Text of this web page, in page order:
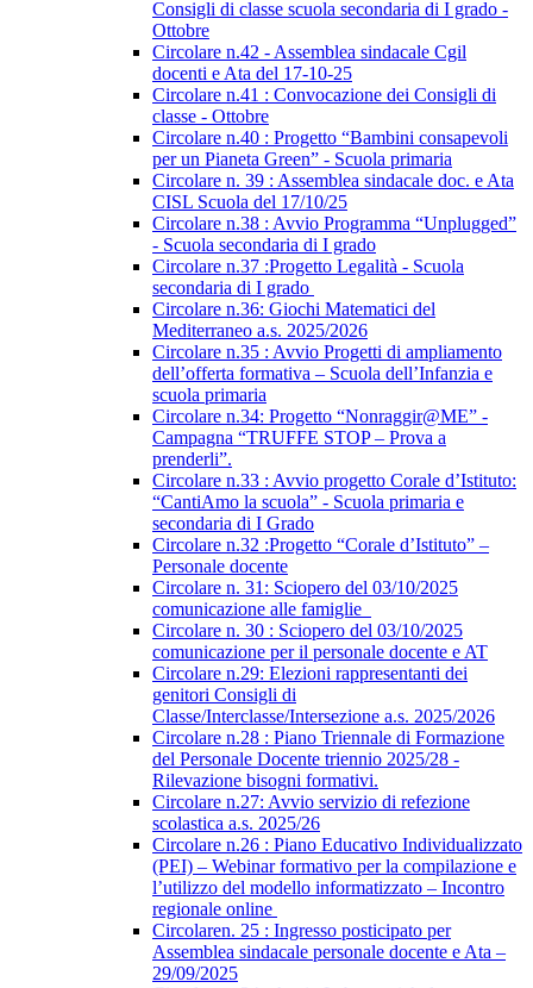
Consigli di classe scuola secondaria di I grado -
Ottobre
Circolare n.42 - Assemblea sindacale Cgil
docenti e Ata del 17-10-25
Circolare n.41 : Convocazione dei Consigli di
classe - Ottobre
Circolare n.40 : Progetto “Bambini consapevoli
per un Pianeta Green” - Scuola primaria
Circolare n. 39 : Assemblea sindacale doc. e Ata
CISL Scuola del 17/10/25
Circolare n.38 : Avvio Programma “Unplugged”
- Scuola secondaria di I grado
Circolare n.37 :Progetto Legalità - Scuola
secondaria di I grado
Circolare n.36: Giochi Matematici del
Mediterraneo a.s. 2025/2026
Circolare n.35 : Avvio Progetti di ampliamento
dell’offerta formativa – Scuola dell’Infanzia e
scuola primaria
Circolare n.34: Progetto “Nonraggir@ME” -
Campagna “TRUFFE STOP – Prova a
prenderli”.
Circolare n.33 : Avvio progetto Corale d’Istituto:
“CantiAmo la scuola” - Scuola primaria e
secondaria di I Grado
Circolare n.32 :Progetto “Corale d’Istituto” –
Personale docente
Circolare n. 31: Sciopero del 03/10/2025
comunicazione alle famiglie
Circolare n. 30 : Sciopero del 03/10/2025
comunicazione per il personale docente e AT
Circolare n.29: Elezioni rappresentanti dei
genitori Consigli di
Classe/Interclasse/Intersezione a.s. 2025/2026
Circolare n.28 : Piano Triennale di Formazione
del Personale Docente triennio 2025/28 -
Rilevazione bisogni formativi.
Circolare n.27: Avvio servizio di refezione
scolastica a.s. 2025/26
Circolare n.26 : Piano Educativo Individualizzato
(PEI) – Webinar formativo per la compilazione e
l’utilizzo del modello informatizzato – Incontro
regionale online
Circolaren. 25 : Ingresso posticipato per
Assemblea sindacale personale docente e Ata –
29/09/2025